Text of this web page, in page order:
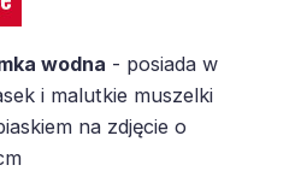
wodna - posiada w
i malutkie muszelki
na zdjęcie o